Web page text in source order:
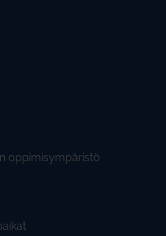
oppimisympäristö